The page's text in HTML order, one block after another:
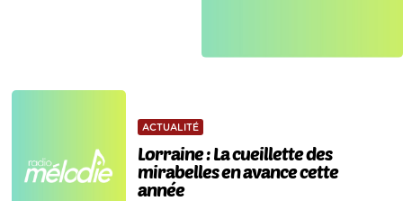
ACTUALITÉ
Lorraine : La cueillette des
mirabelles en avance cette
année